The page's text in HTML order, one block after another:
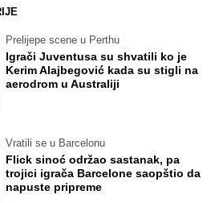
Prelijepe scene u Perthu
Igrači Juventusa su shvatili ko je
Kerim Alajbegović kada su stigli na
aerodrom u Australiji
Vratili se u Barcelonu
Flick sinoć održao sastanak, pa
trojici igrača Barcelone saopštio da
napuste pripreme